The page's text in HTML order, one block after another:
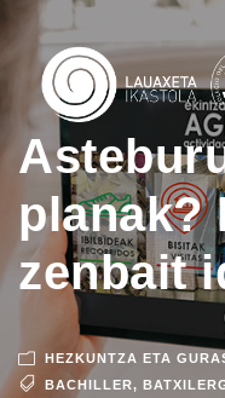
planak?
zenbait
HEZKUNTZA ETA
BACHILLER,